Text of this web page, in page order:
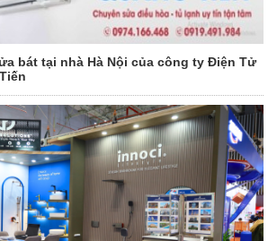
bát tại nhà Hà Nội của công ty Điện Tử